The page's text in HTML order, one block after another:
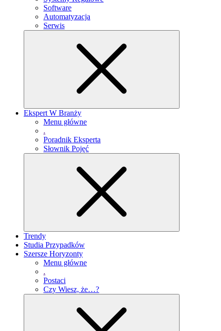
Software
Automatyzacja
Serwis
Ekspert W Branży
Menu główne
.
Poradnik Eksperta
Słownik Pojęć
Trendy
Studia Przypadków
Szersze Horyzonty
Menu główne
.
Postaci
Czy Wiesz, że…?